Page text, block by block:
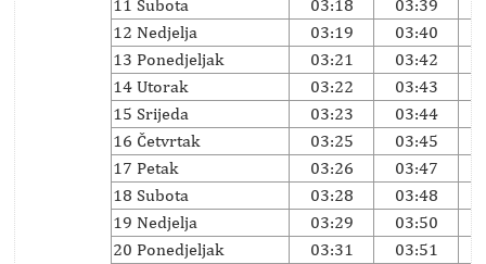
11 Subota
03:18 03:39
12 Nedjelja
03:19 03:40
13 Ponedjeljak
03:21 03:42
14 Utorak
03:22 03:43
15 Srijeda
03:23 03:44
16 Četvrtak
03:25 03:45
17 Petak
03:26 03:47
18 Subota
03:28 03:48
19 Nedjelja
03:29 03:50
20 Ponedjeljak
03:31 03:51